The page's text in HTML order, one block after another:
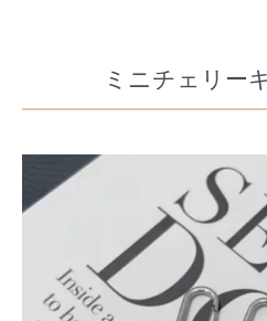
ミニチェリー